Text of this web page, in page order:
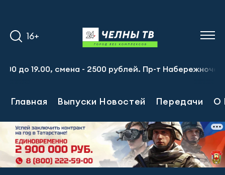
16+
смена - 2500 рублей. Пр-т
Главная Выпуски Новостей Передачи О